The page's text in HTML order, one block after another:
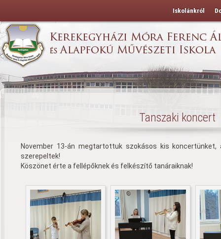
Iskolánkról
Tanszaki koncert
November 13-án megtartottuk szokásos kis koncertünket,
szerepeltek!
Köszönet érte a fellépőknek és felkészítő tanáraiknak!